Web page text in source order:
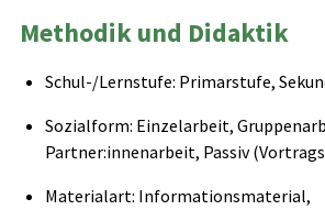
Methodik und Didaktik
Schul-/Lernstufe: Primarstufe,
Sozialform: Einzelarbeit,
Partner:innenarbeit, Passiv
Materialart: Informationsmaterial,